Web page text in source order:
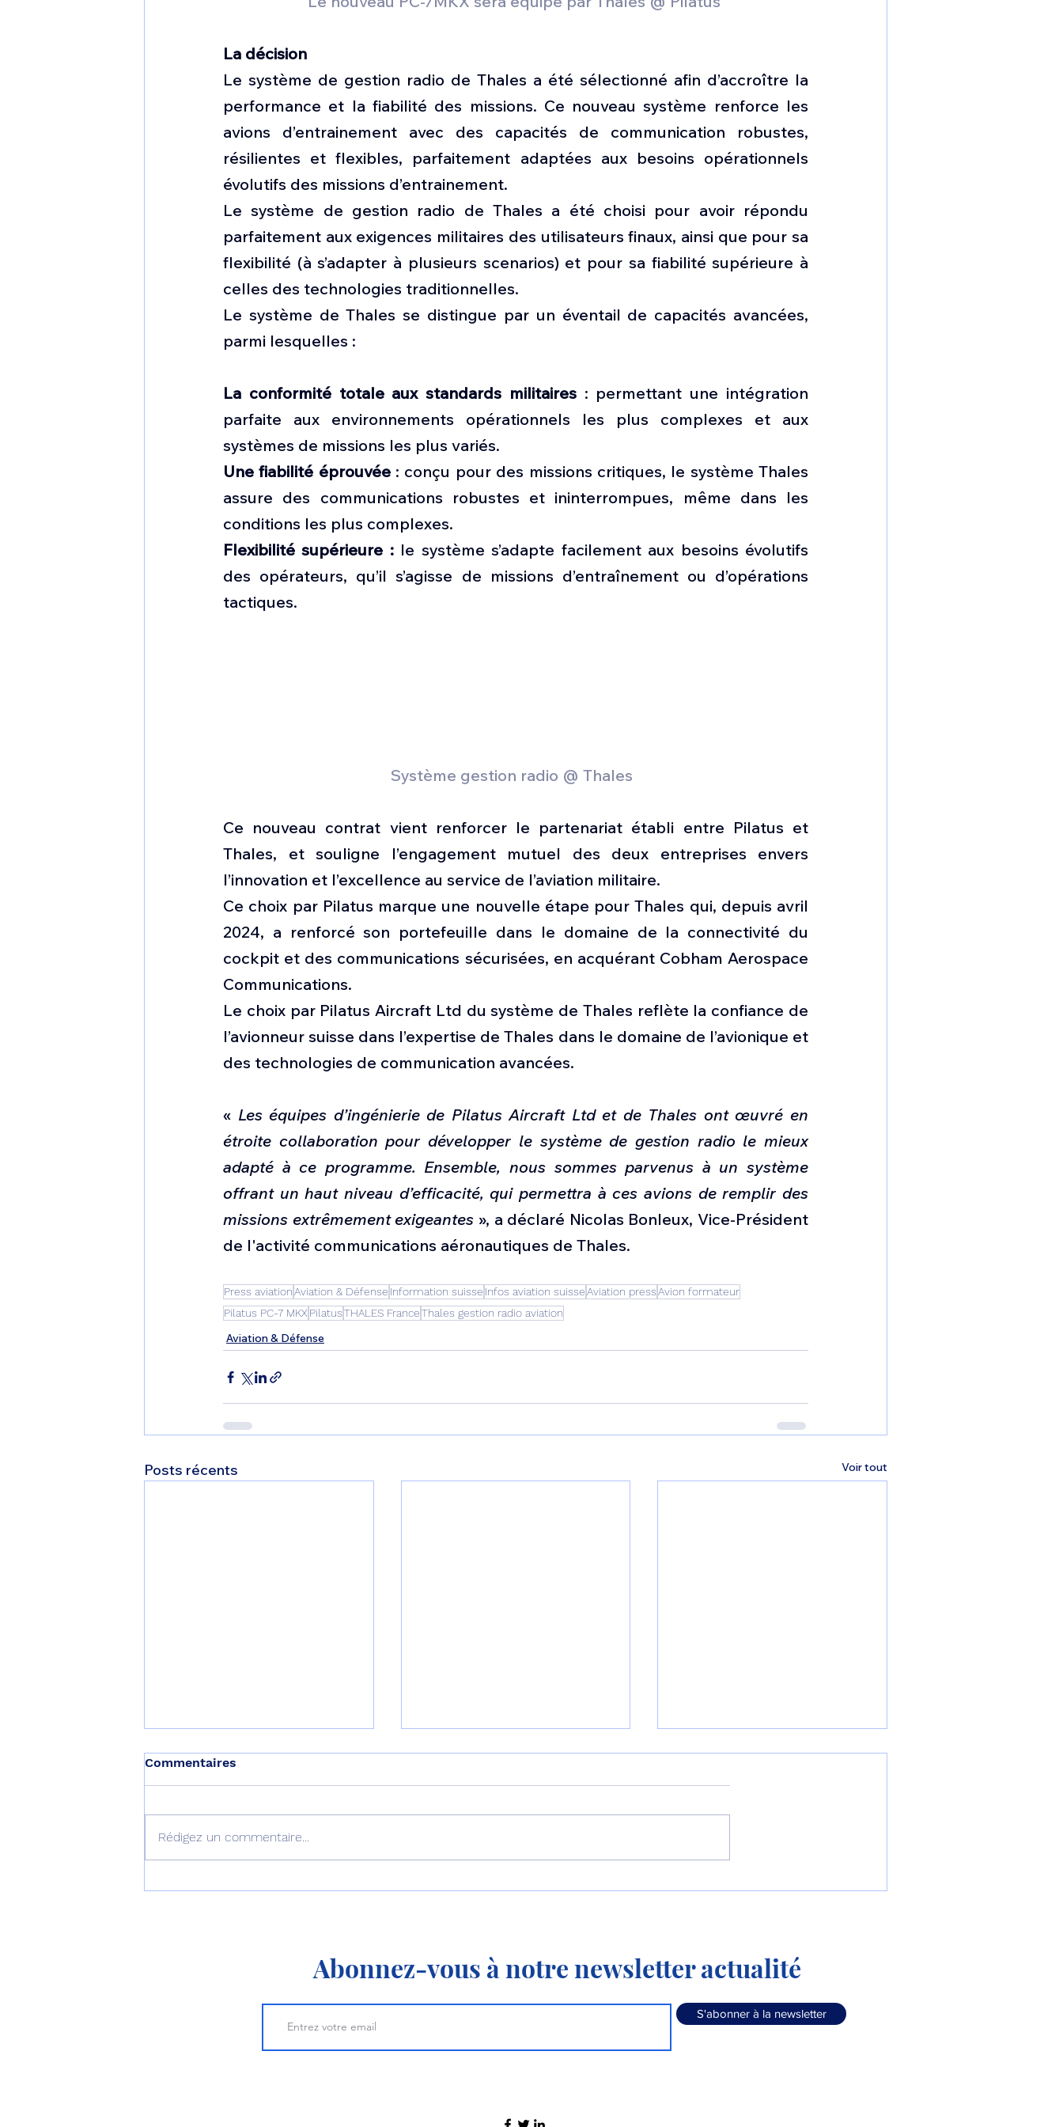
La décision
Le système de gestion radio de Thales a été sélectionné afin d’accroître la
performance et la fiabilité des missions. Ce nouveau système renforce les
avions d’entrainement avec des capacités de communication robustes,
résilientes et flexibles, parfaitement adaptées aux besoins opérationnels
évolutifs des missions d’entrainement.
Le système de gestion radio de Thales a été choisi pour avoir répondu
parfaitement aux exigences militaires des utilisateurs finaux, ainsi que pour sa
flexibilité (à s’adapter à plusieurs scenarios) et pour sa fiabilité supérieure à
celles des technologies traditionnelles.
Le système de Thales se distingue par un éventail de capacités avancées,
parmi lesquelles :
La conformité totale aux standards militaires : permettant une intégration
parfaite aux environnements opérationnels les plus complexes et aux
systèmes de missions les plus variés.
Une fiabilité éprouvée : conçu pour des missions critiques, le système Thales
assure des communications robustes et ininterrompues, même dans les
conditions les plus complexes.
Flexibilité supérieure : le système s’adapte facilement aux besoins évolutifs
des opérateurs, qu’il s’agisse de missions d’entraînement ou d’opérations
tactiques.
Système gestion radio @ Thales
Ce nouveau contrat vient renforcer le partenariat établi entre Pilatus et
Thales, et souligne l’engagement mutuel des deux entreprises envers
l’innovation et l’excellence au service de l’aviation militaire.
Ce choix par Pilatus marque une nouvelle étape pour Thales qui, depuis avril
2024, a renforcé son portefeuille dans le domaine de la connectivité du
cockpit et des communications sécurisées, en acquérant Cobham Aerospace
Communications.
Le choix par Pilatus Aircraft Ltd du système de Thales reflète la confiance de
l’avionneur suisse dans l’expertise de Thales dans le domaine de l’avionique et
des technologies de communication avancées.
« Les équipes d’ingénierie de Pilatus Aircraft Ltd et de Thales ont œuvré en
étroite collaboration pour développer le système de gestion radio le mieux
adapté à ce programme. Ensemble, nous sommes parvenus à un système
offrant un haut niveau d’efficacité, qui permettra à ces avions de remplir des
missions extrêmement exigeantes », a déclaré Nicolas Bonleux, Vice-Président
de l'activité communications aéronautiques de Thales.
Press aviationAviation & Défense Information suisse Infos aviation suisseAviation pressAvion formateur
Pilatus PC-7 MKX PilatusTHALES FranceThales gestion radio aviation
Aviation & Défense
Posts récents Voir tout
Commentaires
Rédigez un commentaire...
Abonnez-vous à notre newsletter actualité
S'abonner à la newsletter